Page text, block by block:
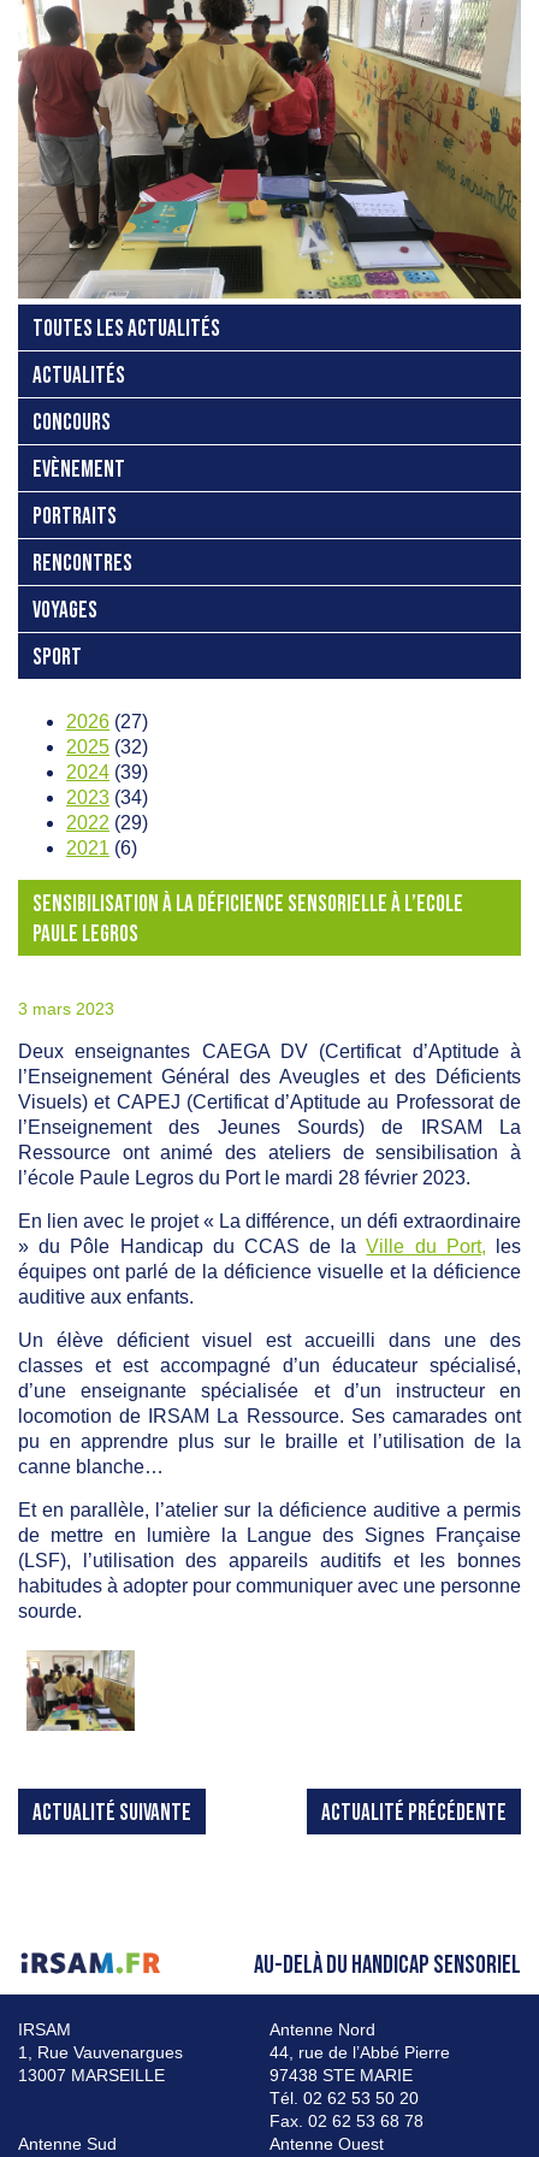
TOUTES LES ACTUALITÉS
ACTUALITÉS
CONCOURS
EVÈNEMENT
PORTRAITS
RENCONTRES
VOYAGES
SPORT
2026 (27)
2025 (32)
2024 (39)
2023 (34)
2022 (29)
2021 (6)
SENSIBILISATION À LA DÉFICIENCE SENSORIELLE À L’ECOLE
PAULE LEGROS
3 mars 2023
Deux enseignantes CAEGA DV (Certificat d’Aptitude à
l’Enseignement Général des Aveugles et des Déficients
Visuels) et CAPEJ (Certificat d’Aptitude au Professorat de
l’Enseignement des Jeunes Sourds) de IRSAM La
Ressource ont animé des ateliers de sensibilisation à
l’école Paule Legros du Port le mardi 28 février 2023.
En lien avec le projet « La différence, un défi extraordinaire
» du Pôle Handicap du CCAS de laVille du Port, les
équipes ont parlé de la déficience visuelle et la déficience
auditive aux enfants.
Un élève déficient visuel est accueilli dans une des
classes et est accompagné d’un éducateur spécialisé,
d’une enseignante spécialisée et d’un instructeur en
locomotion de IRSAM La Ressource. Ses camarades ont
pu en apprendre plus sur le braille et l’utilisation de la
canne blanche…
Et en parallèle, l’atelier sur la déficience auditive a permis
de mettre en lumière la Langue des Signes Française
(LSF), l’utilisation des appareils auditifs et les bonnes
habitudes à adopter pour communiquer avec une personne
sourde.
ACTUALITÉ SUIVANTE ACTUALITÉ PRÉCÉDENTE
AU-DELÀ DU HANDICAP SENSORIEL
IRSAM
1, Rue Vauvenargues
13007 MARSEILLE
Antenne Nord
44, rue de l’Abbé Pierre
97438 STE MARIE
Tél. 02 62 53 50 20
Fax. 02 62 53 68 78
Antenne Sud
Antenne Ouest